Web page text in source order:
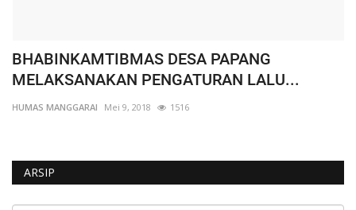
BHABINKAMTIBMAS DESA PAPANG
MELAKSANAKAN PENGATURAN LALU...
HUMAS MANGGARAI Mei 9, 2018 1516
ARSIP